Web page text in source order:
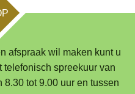
afspraak wil maken kunt u
spreekuur van
8.30 tot 9.00 uur en tussen